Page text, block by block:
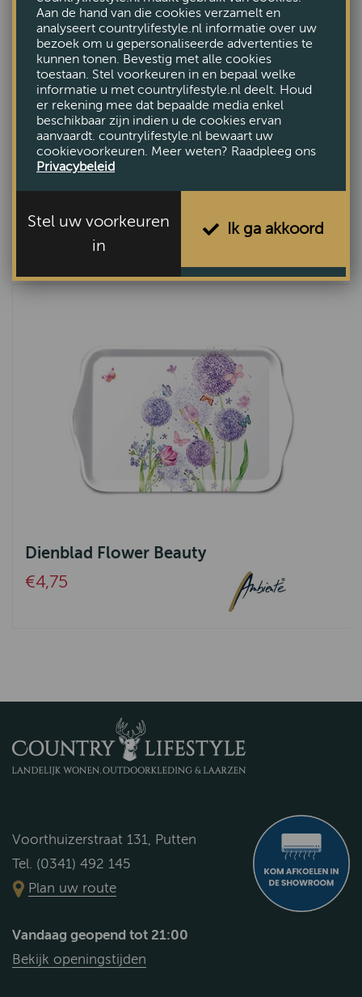
Dienblad Flower Beauty
€4,75
Voorthuizerstraat 131, Putten
Tel. (0341) 492 145
Plan uw route
Vandaag geopend tot 21:00
Bekijk openingstijden
Aan de hand van die cookies verzamelt en
analyseert countrylifestyle.nl informatie over uw
bezoek om u gepersonaliseerde advertenties te
kunnen tonen. Bevestig met alle cookies
toestaan. Stel voorkeuren in en bepaal welke
informatie u met countrylifestyle.nl deelt. Houd
er rekening mee dat bepaalde media enkel
beschikbaar zijn indien u de cookies ervan
aanvaardt. countrylifestyle.nl bewaart uw
cookievoorkeuren. Meer weten? Raadpleeg ons
Privacybeleid
Stel uw voorkeuren
in
Ik ga akkoord